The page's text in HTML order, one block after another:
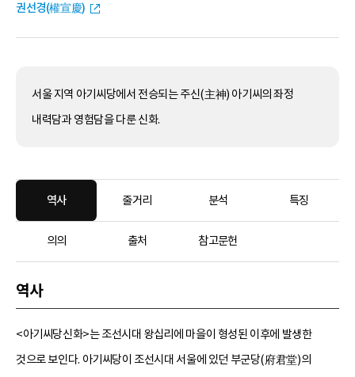
권선경(權宣慶)
서울 지역 아기씨당에서 전승되는 주신(主神) 아기씨의 좌정
내력담과 영험담을 다룬 신화.
역사 줄거리 분석 특징
의의 출처 참고문헌
역사
<아기씨당신화>는 조선시대 왕십리에 마을이 형성된 이후에 발생한
것으로 보인다. 아기씨당이 조선시대 서울에 있던 부군당(府君堂)의